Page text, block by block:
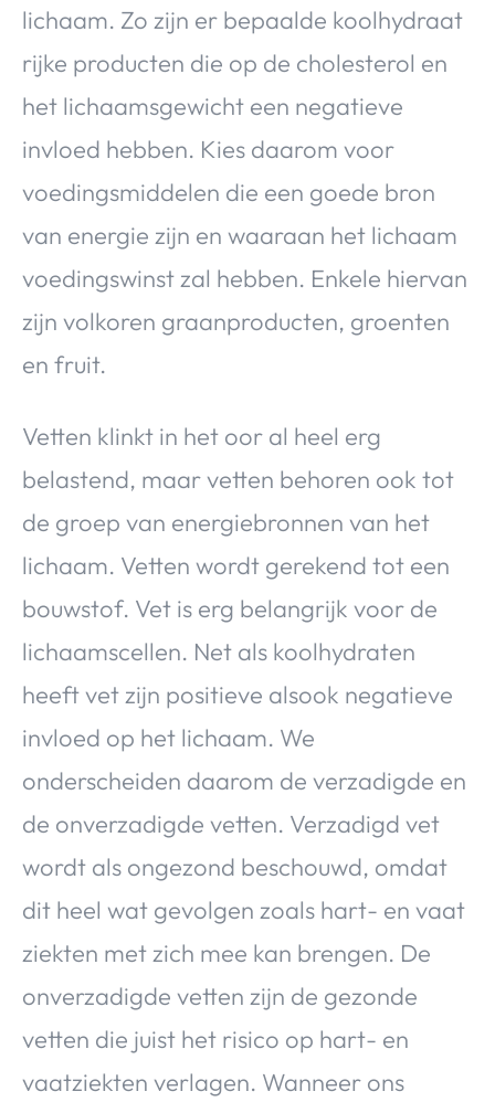
lichaam. Zo zijn er bepaalde koolhydraat
rijke producten die op de cholesterol en
het lichaamsgewicht een negatieve
invloed hebben. Kies daarom voor
voedingsmiddelen die een goede bron
van energie zijn en waaraan het lichaam
voedingswinst zal hebben. Enkele hiervan
zijn volkoren graanproducten, groenten
en fruit.
Vetten klinkt in het oor al heel erg
belastend, maar vetten behoren ook tot
de groep van energiebronnen van het
lichaam. Vetten wordt gerekend tot een
bouwstof. Vet is erg belangrijk voor de
lichaamscellen. Net als koolhydraten
heeft vet zijn positieve alsook negatieve
invloed op het lichaam. We
onderscheiden daarom de verzadigde en
de onverzadigde vetten. Verzadigd vet
wordt als ongezond beschouwd, omdat
dit heel wat gevolgen zoals hart- en vaat
ziekten met zich mee kan brengen. De
onverzadigde vetten zijn de gezonde
vetten die juist het risico op hart- en
vaatziekten verlagen. Wanneer ons